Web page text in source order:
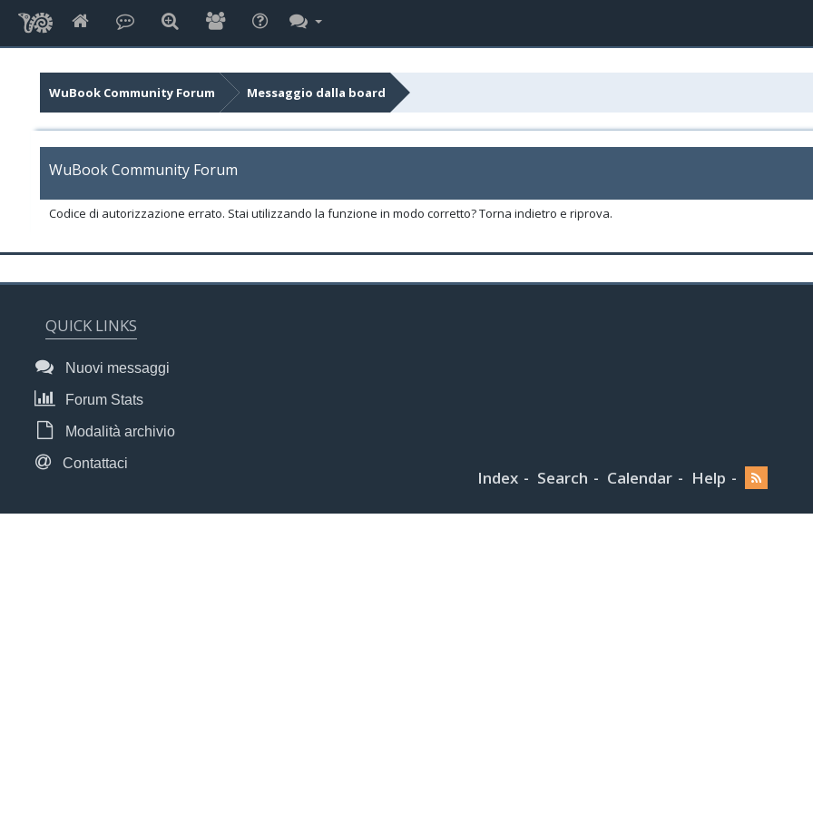
WuBook Community Forum Messaggio dalla board
WuBook Community Forum
Codice di autorizzazione errato. Stai utilizzando la funzione in modo corretto? Torna indietro e riprova.
QUICK LINKS
Nuovi messaggi
Forum Stats
Modalità archivio
Contattaci
Index Search Calendar Help